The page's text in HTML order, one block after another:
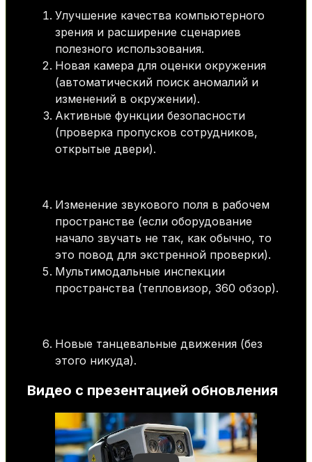
Улучшение качества компьютерного
зрения и расширение сценариев
полезного использования.
Новая камера для оценки окружения
(автоматический поиск аномалий и
изменений в окружении).
Активные функции безопасности
(проверка пропусков сотрудников,
открытые двери).
Изменение звукового поля в рабочем
пространстве (если оборудование
начало звучать не так, как обычно, то
это повод для экстренной проверки).
Мультимодальные инспекции
пространства (тепловизор, 360 обзор).
Новые танцевальные движения (без
этого никуда).
Видео с презентацией обновления